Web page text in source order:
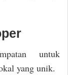
untuk
yang unik.